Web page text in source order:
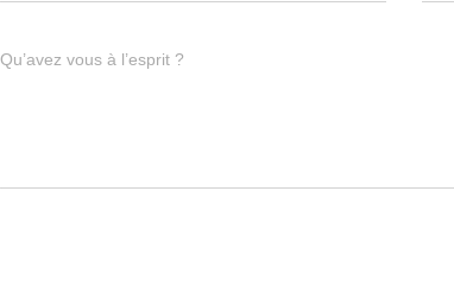
Qu’avez vous à l’esprit ?